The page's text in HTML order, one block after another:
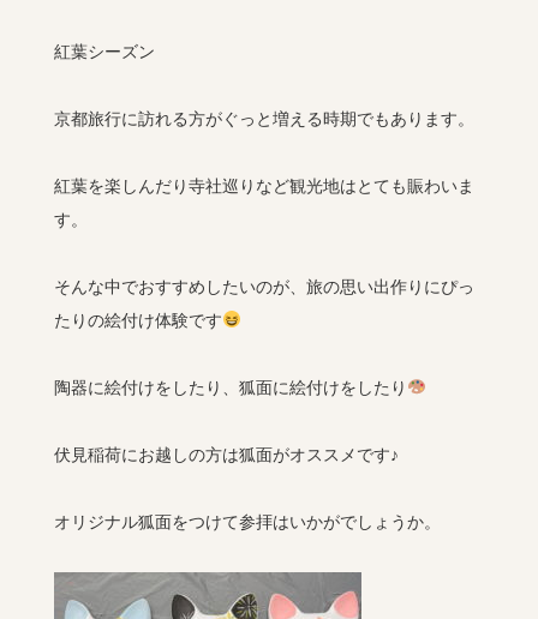
紅葉シーズン
京都旅行に訪れる方がぐっと増える時期でもあります。
紅葉を楽しんだり寺社巡りなど観光地はとても賑わいま
す。
そんな中でおすすめしたいのが、旅の思い出作りにぴっ
たりの絵付け体験です
陶器に絵付けをしたり、狐面に絵付けをしたり
伏見稲荷にお越しの方は狐面がオススメです♪
オリジナル狐面をつけて参拝はいかがでしょうか。